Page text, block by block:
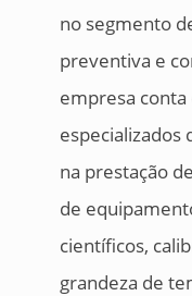
no segmento
preventiva e
empresa
especializados
na prestação
de
científicos,
grandeza de